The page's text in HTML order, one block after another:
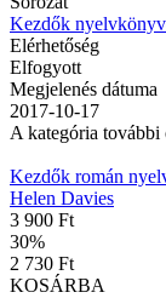
Kezdők
Elérhetőség
Elfogyott
Megjelenés dátuma
2017-10-17
A kategória további
Kezdők román
Helen Davies
3 900 Ft
30%
2 730 Ft
KOSÁRBA